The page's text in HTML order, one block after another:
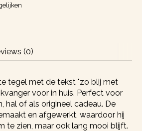
(0)
tegel met de tekst "zo blij met
voor in huis. Perfect voor
hal of als origineel cadeau. De
en afgewerkt, waardoor hij
te zien, maar ook lang mooi blijft.